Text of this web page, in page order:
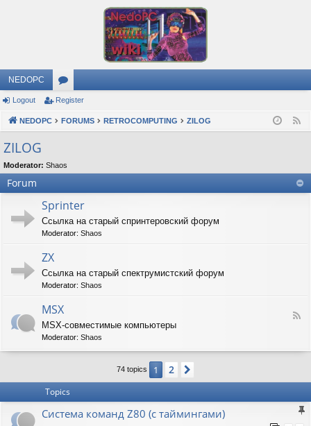
NEDOPC
or
u
s
Logout Register
NEDOPC FORUMS RETROCOMPUTING ZILOG
ZILOG
Moderator: Shaos
Forum
Sprinter
Ссылка на старый спринтеровский форум
Moderator: Shaos
ZX
Ссылка на старый спектрумистский форум
Moderator: Shaos
F
S
MSX
MSX-совместимые компьютеры
Moderator: Shaos
74 topics 1 2
Topics
Система команд Z80 (с таймингами)